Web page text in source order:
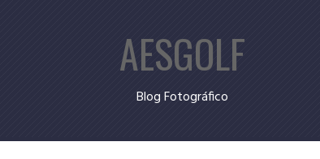
AESGOLF
Blog Fotográfico